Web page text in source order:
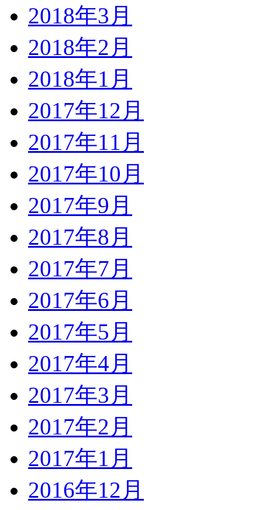
2018年3月
2018年2月
2018年1月
2017年12月
2017年11月
2017年10月
2017年9月
2017年8月
2017年7月
2017年6月
2017年5月
2017年4月
2017年3月
2017年2月
2017年1月
2016年12月